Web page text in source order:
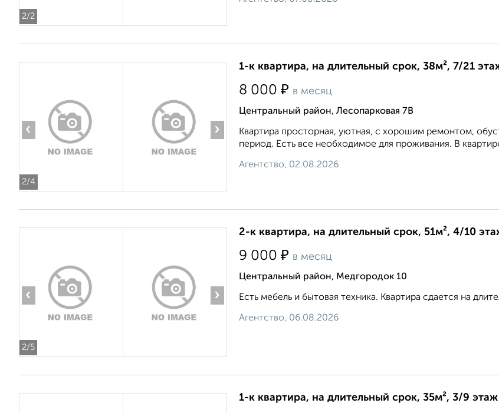
2/2
2/4
‹ ›
1-к квартира, на длительный срок, 38м², 7/21
8 000 ₽ в месяц
Центральный район, Лесопарковая 7В
Квартира просторная, уютная, с хорошим ремонтом,
период. Есть все необходимое для проживания. В
Агентство, 02.08.2026
2/5
‹ ›
2-к квартира, на длительный срок, 51м², 4/10
9 000 ₽ в месяц
Центральный район, Медгородок 10
Есть мебель и бытовая техника. Квартира сдается на
Агентство, 06.08.2026
1-к квартира, на длительный срок, 35м², 3/9 этаж